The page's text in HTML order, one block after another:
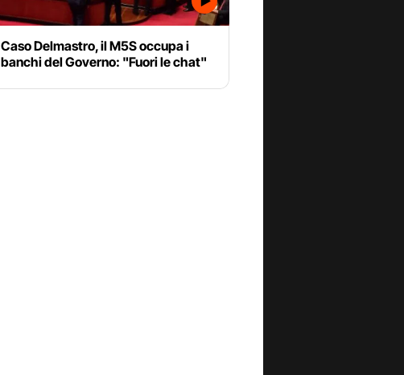
Caso Delmastro, il M5S occupa i
banchi del Governo: "Fuori le chat"